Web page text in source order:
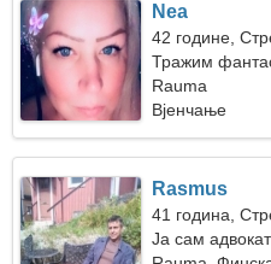
Nea
42 године,
Тражим
Rauma
Вјенчање
Rasmus
41 година,
Ја сам